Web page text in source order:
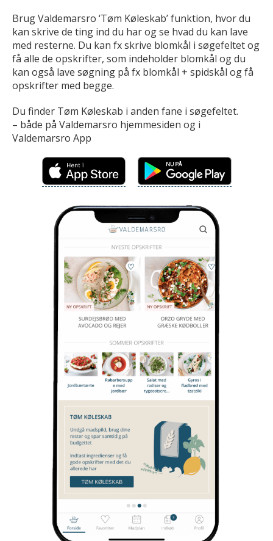
Brug Valdemarsro ‘Tøm Køleskab’ funktion, hvor du
kan skrive de ting ind du har og se hvad du kan lave
med resterne. Du kan fx skrive blomkål i søgefeltet og
få alle de opskrifter, som indeholder blomkål og du
kan også lave søgning på fx blomkål + spidskål og få
opskrifter med begge.
Du finder Tøm Køleskab i anden fane i søgefeltet.
– både på Valdemarsro hjemmesiden og i
Valdemarsro App